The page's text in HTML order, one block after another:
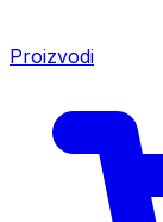
Proizvodi